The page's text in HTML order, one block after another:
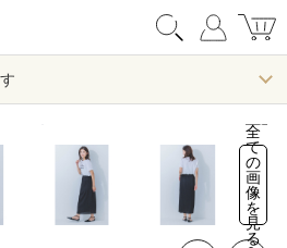
全
て
の
画
像
を
見
る